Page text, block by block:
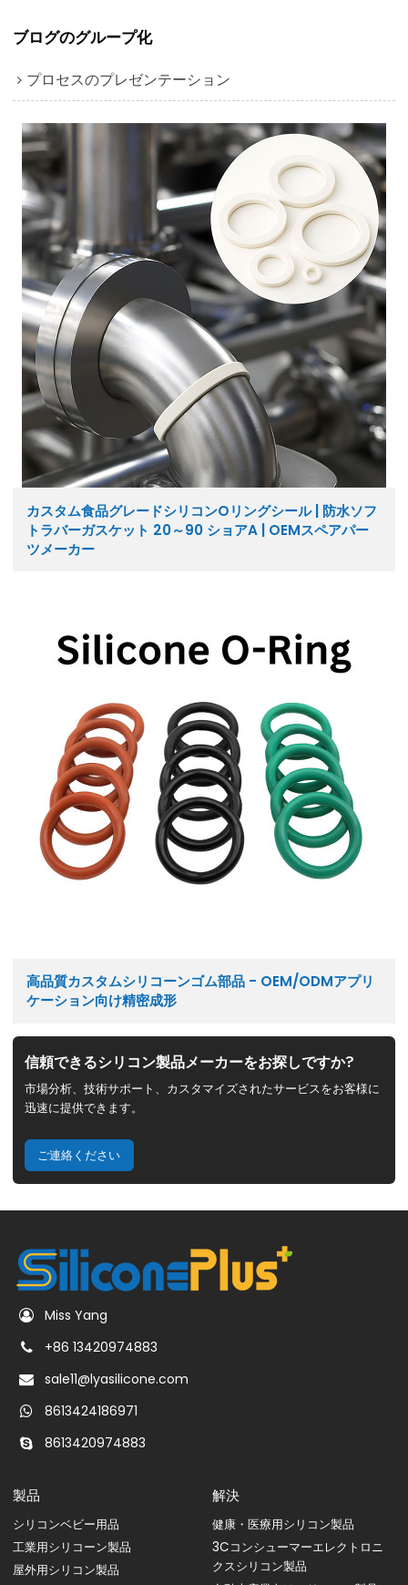
ブログのグループ化
プロセスのプレゼンテーション
カスタム食品グレードシリコンOリングシール | 防水ソフ
トラバーガスケット 20～90 ショアA | OEMスペアパー
ツメーカー
高品質カスタムシリコーンゴム部品 - OEM/ODMアプリ
ケーション向け精密成形
信頼できるシリコン製品メーカーをお探しですか?
市場分析、技術サポート、カスタマイズされたサービスをお客様に
迅速に提供できます。
ご連絡ください
Miss Yang
+86 13420974883
sale11@lyasilicone.com
8613424186971
8613420974883
製品
シリコンベビー用品
工業用シリコーン製品
屋外用シリコン製品
解決
健康・医療用シリコン製品
3Cコンシューマーエレクトロニ
クスシリコン製品